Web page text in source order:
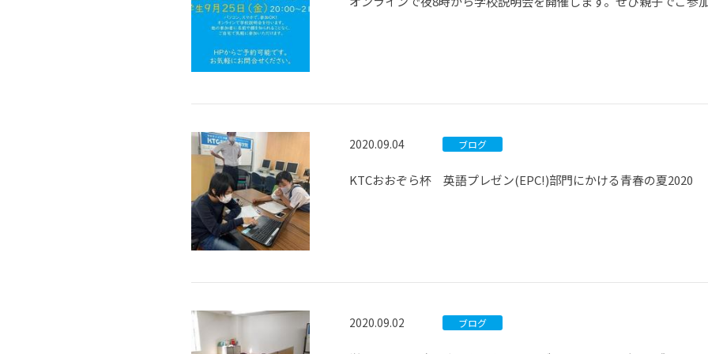
2020.09.04 ブログ
KTCおおぞら杯 英語プレゼン(EPC!)部門にかける青春の夏2020
2020.09.02 ブログ